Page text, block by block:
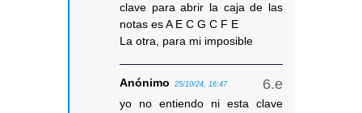
clave para abrir la caja de las
notas es A E C G C F E
La otra, para mi imposible
Anónimo 25/10/24, 16:47
yo no entiendo ni esta clave